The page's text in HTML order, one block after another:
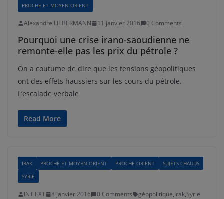
PROCHE ET MOYEN-ORIENT
Alexandre LIEBERMANN 11 janvier 2016 0 Comments
Pourquoi une crise irano-saoudienne ne
remonte-elle pas les prix du pétrole ?
On a coutume de dire que les tensions géopolitiques
ont des effets haussiers sur les cours du pétrole.
L’escalade verbale
Read More
IRAK PROCHE ET MOYEN-ORIENT PROCHE-ORIENT
SUJETS CHAUDS
SYRIE
INT EXT 8 janvier 2016 0 Comments géopolitique,Irak,Syrie